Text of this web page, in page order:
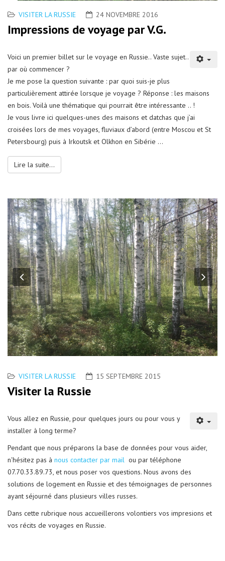
VISITER LA RUSSIE 24 NOVEMBRE 2016
Impressions de voyage par V.G.
Voici un premier billet sur le voyage en Russie.. Vaste sujet..
par où commencer ?
Je me pose la question suivante : par quoi suis-je plus
particulièrement attirée lorsque je voyage ? Réponse : les maisons
en bois. Voilà une thématique qui pourrait être intéressante .. !
Je vous livre ici quelques-unes des maisons et datchas que j’ai
croisées lors de mes voyages, fluviaux d’abord (entre Moscou et St
Petersbourg) puis à Irkoutsk et Olkhon en Sibérie …
Lire la suite...
Previous
VISITER LA RUSSIE 15 SEPTEMBRE 2015
Visiter la Russie
Vous allez en Russie, pour quelques jours ou pour vous y
installer à long terme?
Pendant que nous préparons la base de données pour vous aider,
n'hésitez pas à nous contacter par mail ou par téléphone
07.70.33.89.73, et nous poser vos questions. Nous avons des
solutions de logement en Russie et des témoignages de personnes
ayant séjourné dans plusieurs villes russes.
Dans cette rubrique nous accueillerons volontiers vos impresions et
vos récits de voyages en Russie.